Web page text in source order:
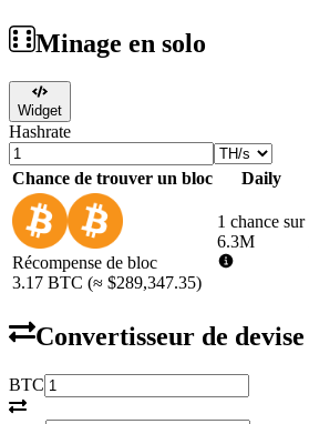
Minage en solo
Widget
Hashrate
Chance de trouver un bloc Daily
Récompense de bloc
3.17 BTC (≈ $289,347.35)
1 chance sur
6.3M
Convertisseur de devise
BTC